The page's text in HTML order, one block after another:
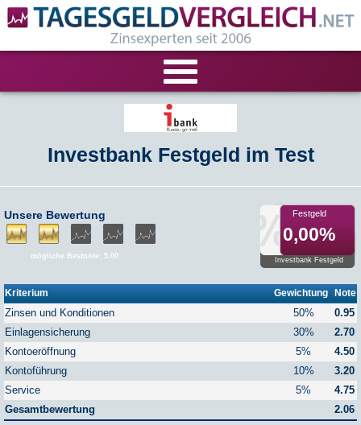
VERGLEICHE
Tagesgeld-Vergleich
Zinsvergleich
RECHNER
Festgeldrechner
Tagesgeld-Test
FIRMENANGEBOTE
Sparbriefe
Downloads
VERÖFFENTLICHUNGEN
Veröffentlichungen
ALLGEMEINES
Investbank Festgeld im Test
Unsere Bewertung
mögliche Bestnote: 5.00
Festgeld
0,00%
Investbank Festgeld
Kriterium Gewichtung Note
Zinsen und Konditionen 50%
0.95
Einlagensicherung
30%
2.70
Kontoeröffnung
5%
4.50
Kontoführung
10%
3.20
Service
5%
4.75
Gesamtbewertung
2.06